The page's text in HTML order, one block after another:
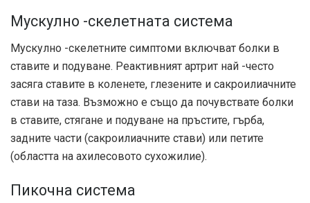
Мускулно -скелетната система
Мускулно -скелетните симптоми включват болки в
ставите и подуване. Реактивният артрит най -често
засяга ставите в коленете, глезените и сакроилиачните
стави на таза. Възможно е също да почувствате болки
в ставите, стягане и подуване на пръстите, гърба,
задните части (сакроилиачните стави) или петите
(областта на ахилесовото сухожилие).
Пикочна система